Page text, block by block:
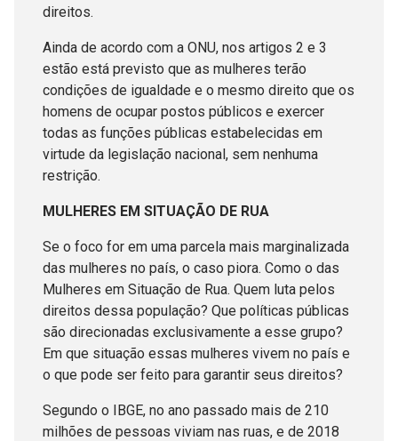
direitos.
Ainda de acordo com a ONU, nos artigos 2 e 3
estão está previsto que as mulheres terão
condições de igualdade e o mesmo direito que os
homens de ocupar postos públicos e exercer
todas as funções públicas estabelecidas em
virtude da legislação nacional, sem nenhuma
restrição.
MULHERES EM SITUAÇÃO DE RUA
Se o foco for em uma parcela mais marginalizada
das mulheres no país, o caso piora. Como o das
Mulheres em Situação de Rua. Quem luta pelos
direitos dessa população? Que políticas públicas
são direcionadas exclusivamente a esse grupo?
Em que situação essas mulheres vivem no país e
o que pode ser feito para garantir seus direitos?
Segundo o IBGE, no ano passado mais de 210
milhões de pessoas viviam nas ruas, e de 2018